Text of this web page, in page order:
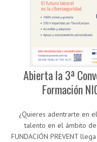
Abierta la 3ª
Formación
¿Quieres adentrarte en
talento en el ámbito
FUNDACIÓN PREVENT